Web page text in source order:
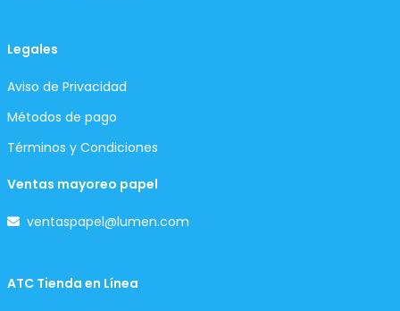
Legales
Aviso de Privacidad
Métodos de pago
Términos y Condiciones
Ventas mayoreo papel
ventaspapel@lumen.com
ATC Tienda en Línea